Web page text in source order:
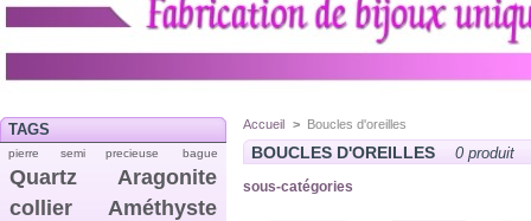
TAGS
pierre semi precieuse bague
Quartz
Aragonite
collier
Améthyste
Accueil > Boucles d'oreilles
BOUCLES D'OREILLES 0 produit
sous-catégories